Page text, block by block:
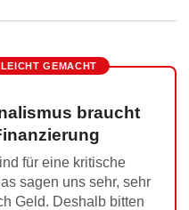
GEMACHT
braucht
für eine kritische
sagen uns sehr, sehr
Geld. Deshalb bitten